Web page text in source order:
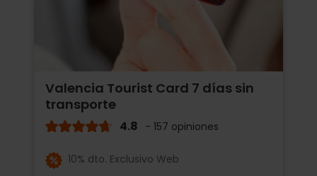
Valencia Tourist Card 7 días sin
transporte
4.8 - 157 opiniones
10% dto. Exclusivo Web